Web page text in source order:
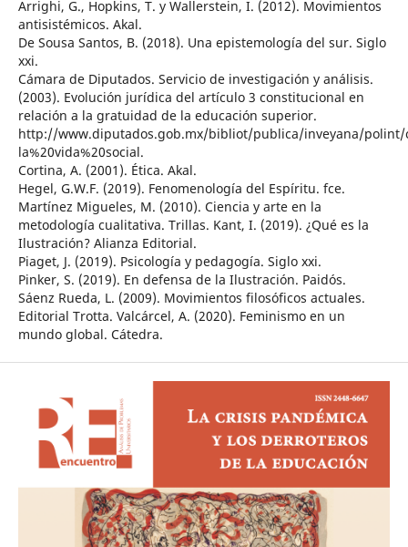
Arrighi, G., Hopkins, T. y Wallerstein, I. (2012). Movimientos
antisistémicos. Akal.
De Sousa Santos, B. (2018). Una epistemología del sur. Siglo
xxi.
Cámara de Diputados. Servicio de investigación y análisis.
(2003). Evolución jurídica del artículo 3 constitucional en
relación a la gratuidad de la educación superior.
http://www.diputados.gob.mx/bibliot/publica/inveyana/polint/
la%20vida%20social.
Cortina, A. (2001). Ética. Akal.
Hegel, G.W.F. (2019). Fenomenología del Espíritu. fce.
Martínez Migueles, M. (2010). Ciencia y arte en la
metodología cualitativa. Trillas. Kant, I. (2019). ¿Qué es la
Ilustración? Alianza Editorial.
Piaget, J. (2019). Psicología y pedagogía. Siglo xxi.
Pinker, S. (2019). En defensa de la Ilustración. Paidós.
Sáenz Rueda, L. (2009). Movimientos filosóficos actuales.
Editorial Trotta. Valcárcel, A. (2020). Feminismo en un
mundo global. Cátedra.